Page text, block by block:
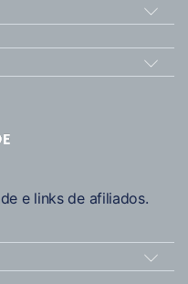
e links de afiliados.